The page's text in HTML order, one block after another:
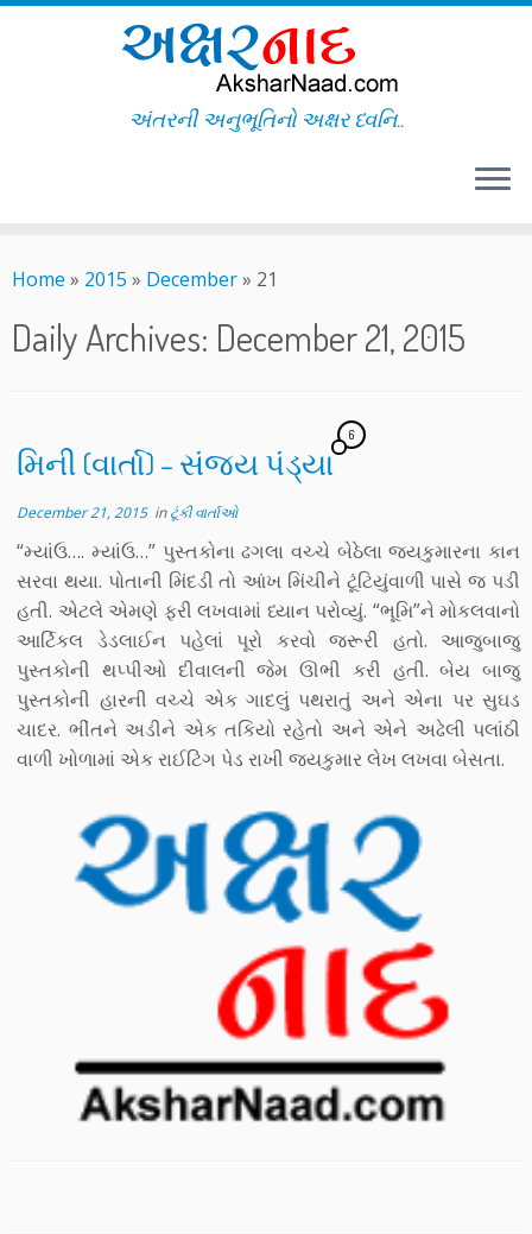
to
અંતરની અનુભૂતિનો અક્ષર ધ્વનિ..
Home » 2015 » December» 21
Daily Archives: December 21, 2015
મિની (વાર્તા) – સંજય પંડ્યા
6
December 21, 2015inટૂંકી વાર્તાઓ
“મ્યાંઉ…. મ્યાંઉ…” પુસ્તકોના ઢગલા વચ્ચે બેઠેલા જયકુમારના કાન
સરવા થયા. પોતાની મિંદડી તો આંખ મિંચીને ટૂંટિયુંવાળી પાસે જ પડી
હતી. એટલે એમણે ફરી લખવામાં ધ્યાન પરોવ્યું. “ભૂમિ”ને મોકલવાનો
આર્ટિકલ ડેડલાઈન પહેલાં પૂરો કરવો જરૂરી હતો. આજુબાજુ
પુસ્તકોની થપ્પીઓ દીવાલની જેમ ઊભી કરી હતી. બેય બાજુ
પુસ્તકોની હારની વચ્ચે એક ગાદલું પથરાતું અને એના પર સુઘડ
ચાદર. ભીંતને અડીને એક તકિયો રહેતો અને એને અઢેલી પલાંઠી
વાળી ખોળામાં એક રાઈટિંગ પેડ રાખી જયકુમાર લેખ લખવા બેસતા.